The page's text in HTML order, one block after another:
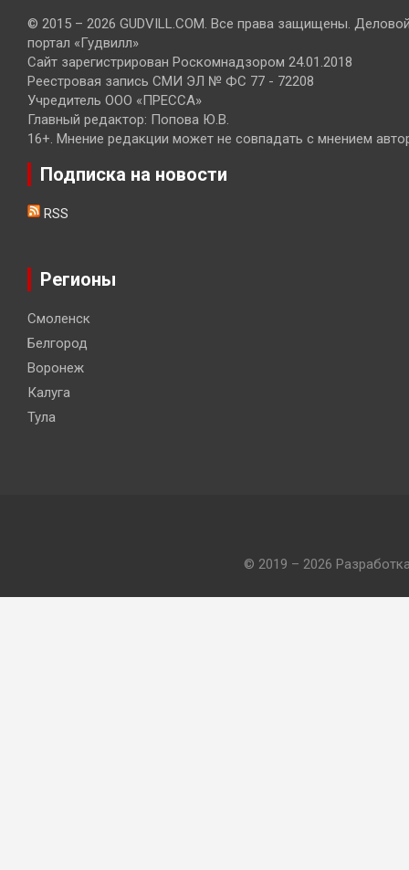
© 2015 – 2026 GUDVILL.COM. Все права защищены.
портал «Гудвилл»
Сайт зарегистрирован Роскомнадзором 24.01.2018
Реестровая запись СМИ ЭЛ № ФС 77 - 72208
Учредитель ООО «ПРЕССА»
Главный редактор: Попова Ю.В.
16+. Мнение редакции может не совпадать с мнением
Подписка на новости
RSS
Регионы
Смоленск
Белгород
Воронеж
Калуга
Тула
© 2019 – 2026